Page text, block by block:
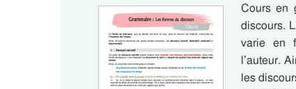
Cours en
discours.
varie en
l’auteur.
les